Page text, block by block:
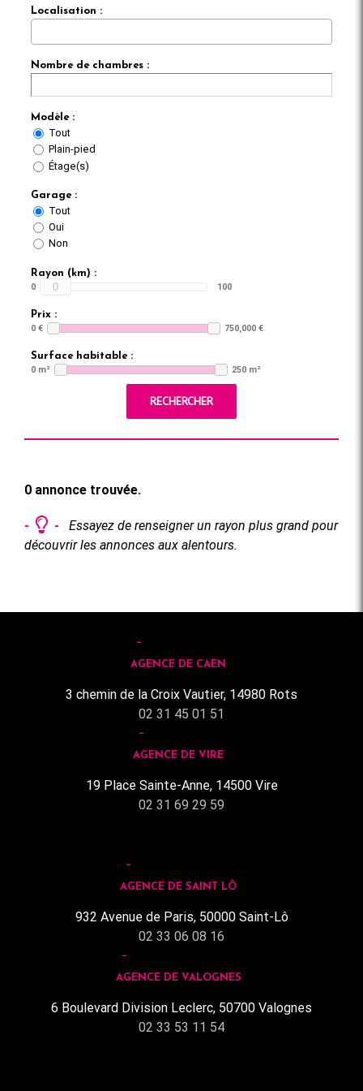
Localisation :
Nombre de chambres :
Modèle :
Tout
Plain-pied
Étage(s)
Garage :
Tout
Oui
Non
Rayon (km) :
0
0 100
Prix :
0 €
750,000 €
Surface habitable :
0 m²
250 m²
RECHERCHER
0 annonce trouvée.
- - Essayez de renseigner un rayon plus grand pour
découvrir les annonces aux alentours.
AGENCE DE CAEN
3 chemin de la Croix Vautier, 14980 Rots
02 31 45 01 51
AGENCE DE VIRE
19 Place Sainte-Anne, 14500 Vire
02 31 69 29 59
AGENCE DE SAINT LÔ
932 Avenue de Paris, 50000 Saint-Lô
02 33 06 08 16
AGENCE DE VALOGNES
6 Boulevard Division Leclerc, 50700 Valognes
02 33 53 11 54